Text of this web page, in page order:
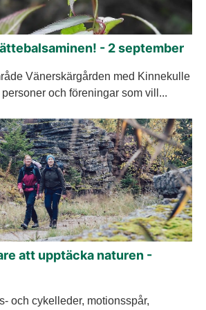
- 2 september
Vänerskärgården med Kinnekulle
och föreningar som vill...
att upptäcka naturen -
och cykelleder, motionsspår,